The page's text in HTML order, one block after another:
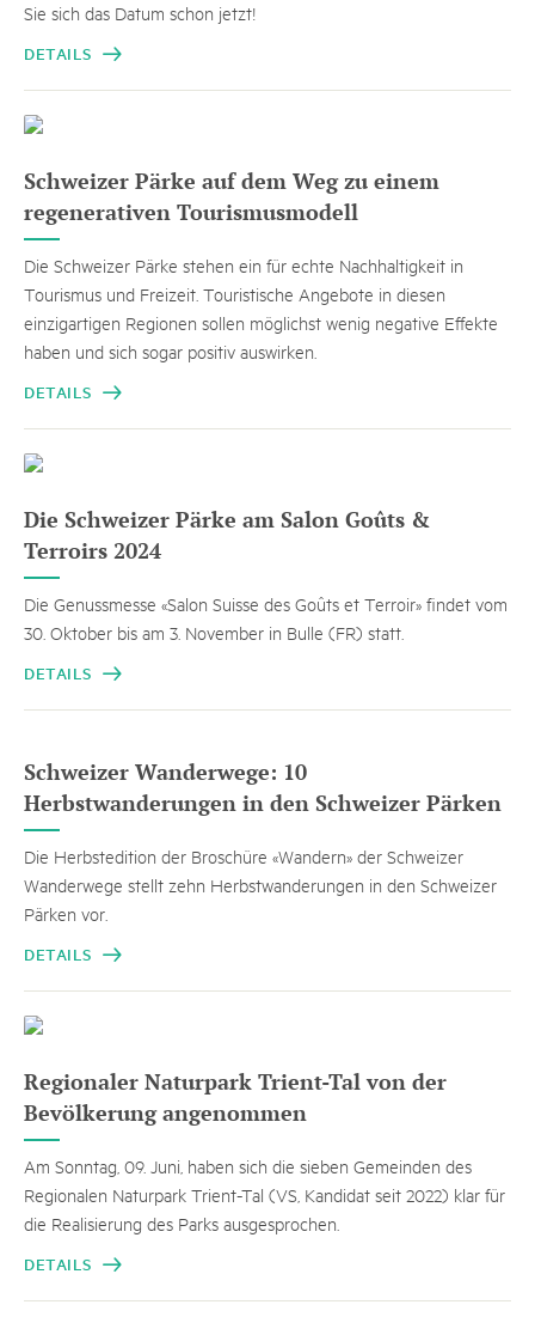
Sie sich das Datum schon jetzt!
DETAILS
Schweizer Pärke auf dem Weg zu einem
regenerativen Tourismusmodell
Die Schweizer Pärke stehen ein für echte Nachhaltigkeit in
Tourismus und Freizeit. Touristische Angebote in diesen
einzigartigen Regionen sollen möglichst wenig negative Effekte
haben und sich sogar positiv auswirken.
DETAILS
Die Schweizer Pärke am Salon Goûts &
Terroirs 2024
Die Genussmesse «Salon Suisse des Goûts et Terroir» findet vom
30. Oktober bis am 3. November in Bulle (FR) statt.
DETAILS
Schweizer Wanderwege: 10
Herbstwanderungen in den Schweizer Pärken
Die Herbstedition der Broschüre «Wandern» der Schweizer
Wanderwege stellt zehn Herbstwanderungen in den Schweizer
Pärken vor.
DETAILS
Regionaler Naturpark Trient-Tal von der
Bevölkerung angenommen
Am Sonntag, 09. Juni, haben sich die sieben Gemeinden des
Regionalen Naturpark Trient-Tal (VS, Kandidat seit 2022) klar für
die Realisierung des Parks ausgesprochen.
DETAILS